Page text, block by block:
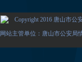
Copyright 2016 唐山市公
网站主管单位：唐山市公安